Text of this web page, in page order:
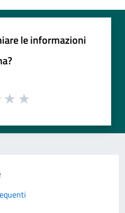
le informazioni